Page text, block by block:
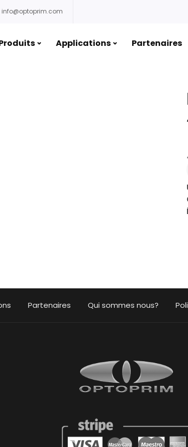
info@optoprim.com
Applications Partenaires
Partenaires Qui sommes nous?